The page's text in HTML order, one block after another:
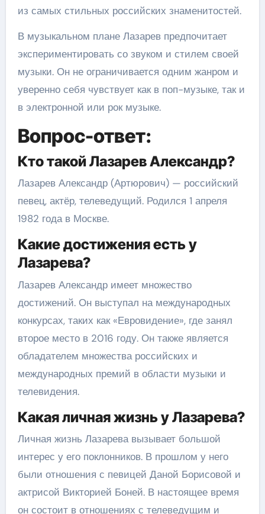
из самых стильных российских знаменитостей.
В музыкальном плане Лазарев предпочитает
экспериментировать со звуком и стилем своей
музыки. Он не ограничивается одним жанром и
уверенно себя чувствует как в поп-музыке, так и
в электронной или рок музыке.
Вопрос-ответ:
Кто такой Лазарев Александр?
Лазарев Александр (Артюрович) — российский
певец, актёр, телеведущий. Родился 1 апреля
1982 года в Москве.
Какие достижения есть у
Лазарева?
Лазарев Александр имеет множество
достижений. Он выступал на международных
конкурсах, таких как «Евровидение», где занял
второе место в 2016 году. Он также является
обладателем множества российских и
международных премий в области музыки и
телевидения.
Какая личная жизнь у Лазарева?
Личная жизнь Лазарева вызывает большой
интерес у его поклонников. В прошлом у него
были отношения с певицей Даной Борисовой и
актрисой Викторией Боней. В настоящее время
он состоит в отношениях с телеведущим и